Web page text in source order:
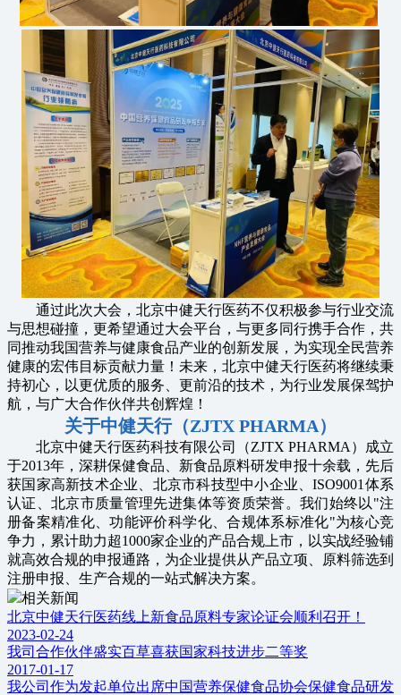
通过此次大会，北京中健天行医药不仅积极参与行业交流
与思想碰撞，更希望通过大会平台，与更多同行携手合作，共
同推动我国营养与健康食品产业的创新发展，为实现全民营养
健康的宏伟目标贡献力量！未来，北京中健天行医药将继续秉
持初心，以更优质的服务、更前沿的技术，为行业发展保驾护
航，与广大合作伙伴共创辉煌！
关于中健天行（ZJTX PHARMA）
北京中健天行医药科技有限公司（ZJTX PHARMA）成立
于2013年，深耕保健食品、新食品原料研发申报十余载，先后
获国家高新技术企业、北京市科技型中小企业、ISO9001体系
认证、北京市质量管理先进集体等资质荣誉。我们始终以"注
册备案精准化、功能评价科学化、合规体系标准化"为核心竞
争力，累计助力超1000家企业的产品合规上市，以实战经验铺
就高效合规的申报通路，为企业提供从产品立项、原料筛选到
注册申报、生产合规的一站式解决方案。
相关新闻
北京中健天行医药线上新食品原料专家论证会顺利召开！
2023-02-24
我司合作伙伴盛实百草喜获国家科技进步二等奖
2017-01-17
我公司作为发起单位出席中国营养保健食品协会保健食品研发